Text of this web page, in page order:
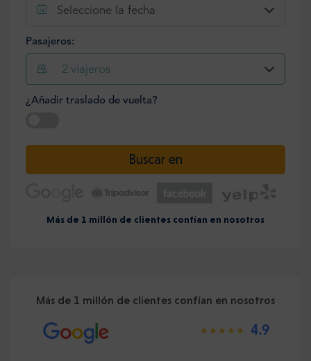
Seleccione la fecha
Pasajeros:
2 viajeros
¿Añadir traslado de vuelta?
Buscar en
Más de 1 millón de clientes confían en nosotros
Más de 1 millón de clientes confían en nosotros
4.9